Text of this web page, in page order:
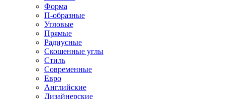
Форма
П-образные
Угловые
Прямые
Радиусные
Скошенные углы
Стиль
Современные
Евро
Английские
Дизайнерские